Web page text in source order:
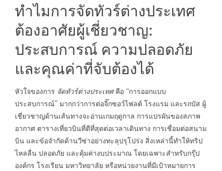
ทำไมการจัดทัวร์ต่างประเทศ
ต้องอาศัยผู้เชี่ยวชาญ:
ประสบการณ์ ความปลอดภัย
และคุณค่าที่จับต้องได้
หัวใจของการ จัดทัวร์ต่างประเทศคือ “การออกแบบ
ประสบการณ์” มากกว่าการต่อจิ๊กซอว์ไฟลต์ โรงแรม และรถบัส ผู้
เชี่ยวชาญด้านเส้นทางจะอ่านเกมฤดูกาล การแปรผันของสภาพ
อากาศ ตารางเที่ยวบินที่ดีที่สุดต่อเวลาเดินทาง การเชื่อมต่อสนาม
บิน และข้อจำกัดด้านวีซ่าอย่างทะลุปรุโปร่ง สิ่งเหล่านี้ทำให้ทริป
ไหลลื่น ปลอดภัย และคุ้มค่างบประมาณ โดยเฉพาะสำหรับกรุ๊ป
องค์กร โรงเรียน มหาวิทยาลัย หรือหน่วยงานที่มีเป้าหมายการ